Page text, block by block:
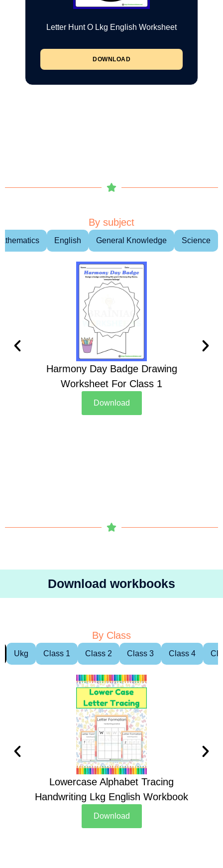
Letter Hunt O Lkg English Worksheet
DOWNLOAD
By subject
English General Knowledge Science
Harmony Day Badge Drawing
Worksheet For Class 1
Download
Download workbooks
By Class
Ukg Class 1 Class 2 Class 3 Class 4
Lowercase Alphabet Tracing
Handwriting Lkg English Workbook
Download